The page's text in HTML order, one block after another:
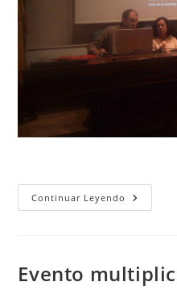
Continuar Leyendo
Pública
Evento